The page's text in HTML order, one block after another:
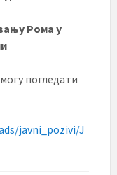
Рома у
погледати
javni_pozivi/J